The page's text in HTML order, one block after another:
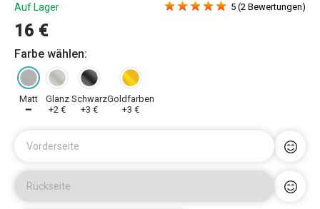
Auf Lager
16 €
5 (2 Bewertungen)
Farbe wählen:
Matt
━
Glanz
+2 €
Schwarz
+3 €
Goldfarben
+3 €
Vorderseite
Rückseite